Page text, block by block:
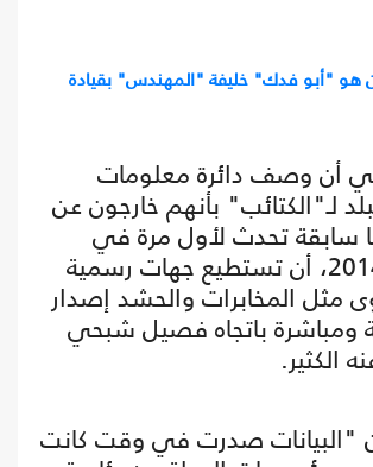
هو "أبو فدك" خليفة "المهندس" بقيادة
أن وصف دائرة معلومات
لـ"الكتائب" بأنهم خارجون عن
سابقة تحدث لأول مرة في
العراق منذ 2014، أن تستطيع جهات رسمية
مثل المخابرات والحشد إصدار
ومباشرة باتجاه فصيل شبحي
الكثير.
"البيانات صدرت في وقت كانت